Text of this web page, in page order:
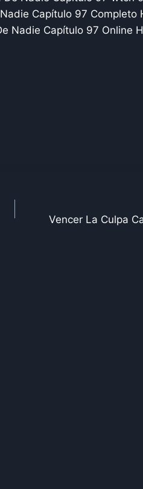
Capítulo 97 Completo
Nadie Capítulo 97 Online
Vencer La Culpa